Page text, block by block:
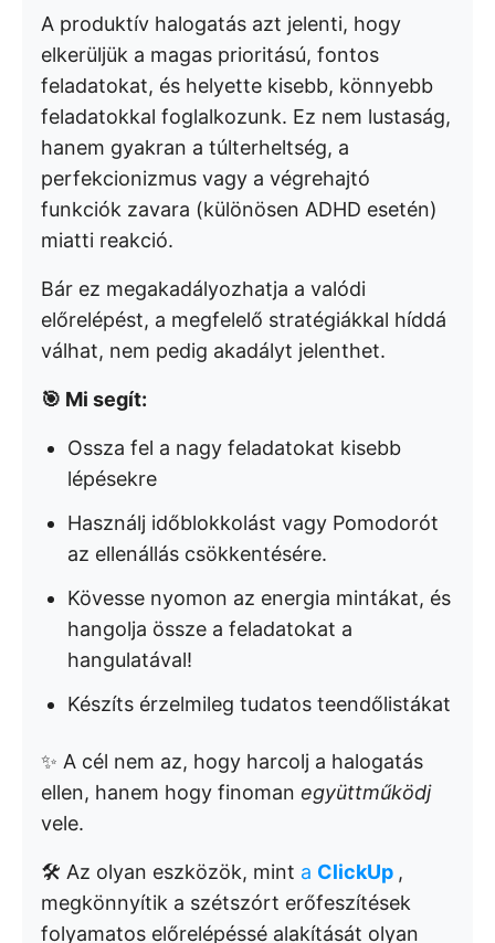
A produktív halogatás azt jelenti, hogy
elkerüljük a magas prioritású, fontos
feladatokat, és helyette kisebb, könnyebb
feladatokkal foglalkozunk. Ez nem lustaság,
hanem gyakran a túlterheltség, a
perfekcionizmus vagy a végrehajtó
funkciók zavara (különösen ADHD esetén)
miatti reakció.
Bár ez megakadályozhatja a valódi
előrelépést, a megfelelő stratégiákkal híddá
válhat, nem pedig akadályt jelenthet.
🎯 Mi segít:
Ossza fel a nagy feladatokat kisebb
lépésekre
Használj időblokkolást vagy Pomodorót
az ellenállás csökkentésére.
Kövesse nyomon az energia mintákat, és
hangolja össze a feladatokat a
hangulatával!
Készíts érzelmileg tudatos teendőlistákat
✨ A cél nem az, hogy harcolj a halogatás
ellen, hanem hogy finoman együttműködj
vele.
🛠️ Az olyan eszközök, mint a ClickUp ,
megkönnyítik a szétszórt erőfeszítések
folyamatos előrelépéssé alakítását olyan